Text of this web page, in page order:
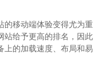
的移动端体验变得尤为重
站给予更高的排名，因此
上的加载速度、布局和易